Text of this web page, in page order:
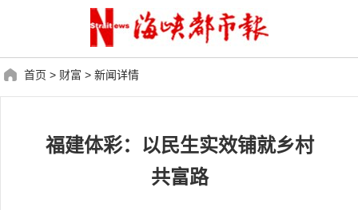
首页 > 财富 > 新闻详情
福建体彩：以民生实效铺就乡村
共富路